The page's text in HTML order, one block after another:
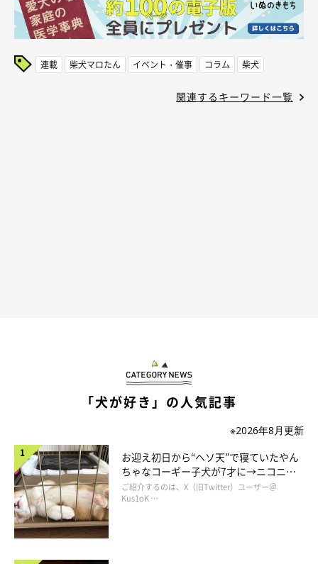
連載 柴犬マロたん イベント・催事 コラム 柴犬
関連するキーワード一覧
「犬が好き」の人気記事
※2026年8月更新
お迎え初日から“ヘソ天”で寝ていたやん
ちゃなコーギー子犬が7才に→ニコニ
コ“コーギースマイル”が魅力のコに成
長！
ご紹介するのは、X（旧Twitter）ユーザー＠
Kus1oK …